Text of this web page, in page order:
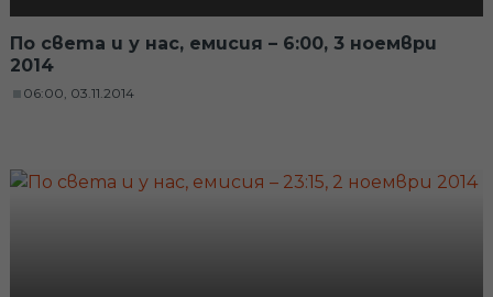
По света и у нас, емисия – 6:00, 3 ноември
2014
06:00, 03.11.2014